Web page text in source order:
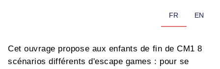
FR EN
Cet ouvrage propose aux enfants de fin de CM1 8
scénarios différents d'escape games : pour se